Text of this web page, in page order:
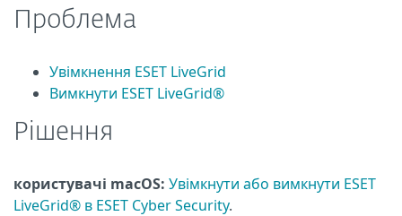
Проблема
Увімкнення ESET LiveGrid
Вимкнути ESET LiveGrid®
Рішення
користувачі macOS: Увімкнути або вимкнути ESET
LiveGrid® в ESET Cyber Security.